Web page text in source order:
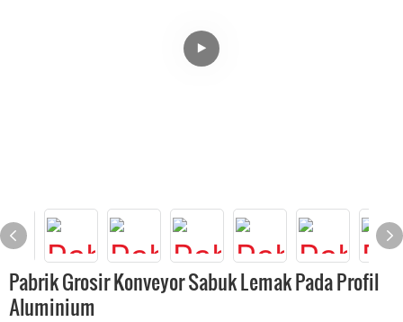
Pabrik Grosir Konveyor Sabuk Lemak Pada Profil
Aluminium